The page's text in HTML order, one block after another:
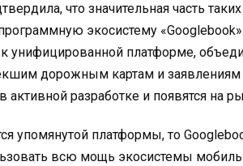
что значительная часть
экосистему «Googlebook»
к унифицированной платформе,
дорожным картам и
в активной разработке и появятся на
упомянутой платформы, то
всю мощь экосистемы